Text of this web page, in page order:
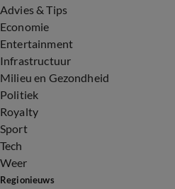
Advies & Tips
Economie
Entertainment
Infrastructuur
Milieu en Gezondheid
Politiek
Royalty
Sport
Tech
Weer
Regionieuws